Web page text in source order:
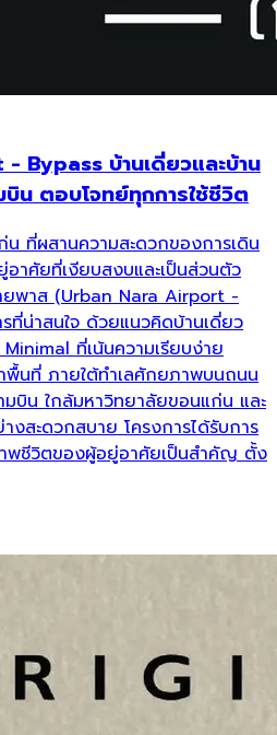
Bypass บ้านเดี่ยวและบ้าน
น ตอบโจทย์ทุกการใช้ชีวิต
ที่ผสานความสะดวกของการเดิน
าศัยที่เงียบสงบและเป็นส่วนตัว
ยพาส (Urban Nara Airport -
ที่น่าสนใจ ด้วยแนวคิดบ้านเดี่ยว
ที่เน้นความเรียบง่าย
พื้นที่ ภายใต้ทำเลศักยภาพบนถนน
บิน ใกล้มหาวิทยาลัยขอนแก่น และ
งสะดวกสบาย โครงการได้รับการ
ชีวิตของผู้อยู่อาศัยเป็นสำคัญ ตั้ง